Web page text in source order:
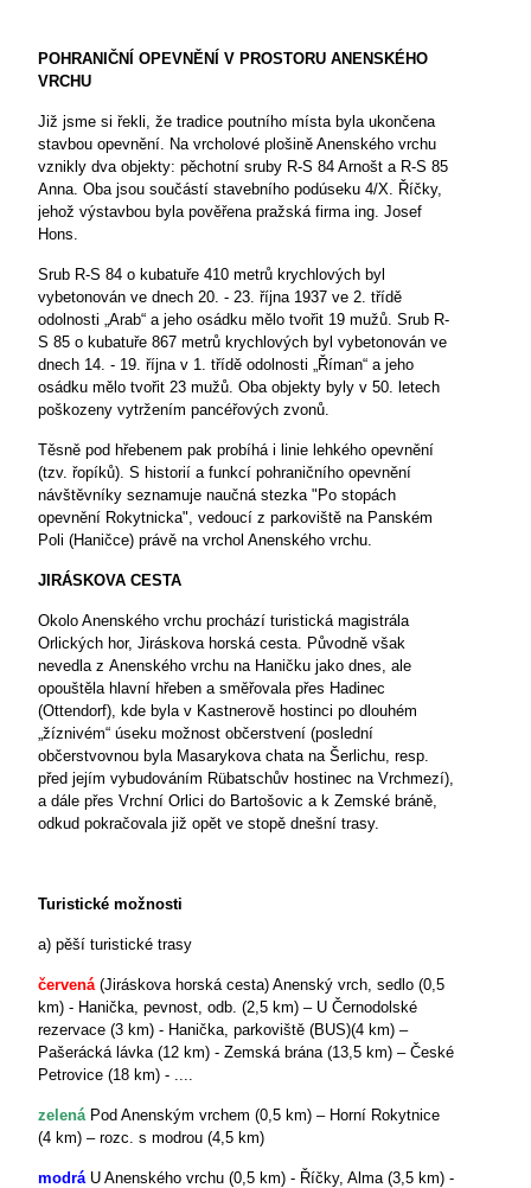
POHRANIČNÍ OPEVNĚNÍ V PROSTORU ANENSKÉHO
VRCHU
Již jsme si řekli, že tradice poutního místa byla ukončena
stavbou opevnění. Na vrcholové plošině Anenského vrchu
vznikly dva objekty: pěchotní sruby R-S 84 Arnošt a R-S 85
Anna. Oba jsou součástí stavebního podúseku 4/X. Říčky,
jehož výstavbou byla pověřena pražská firma ing. Josef
Hons.
Srub R-S 84 o kubatuře 410 metrů krychlových byl
vybetonován ve dnech 20. - 23. října 1937 ve 2. třídě
odolnosti „Arab“ a jeho osádku mělo tvořit 19 mužů. Srub R-
S 85 o kubatuře 867 metrů krychlových byl vybetonován ve
dnech 14. - 19. října v 1. třídě odolnosti „Říman“ a jeho
osádku mělo tvořit 23 mužů. Oba objekty byly v 50. letech
poškozeny vytržením pancéřových zvonů.
Těsně pod hřebenem pak probíhá i linie lehkého opevnění
(tzv. řopíků). S historií a funkcí pohraničního opevnění
návštěvníky seznamuje naučná stezka "Po stopách
opevnění Rokytnicka", vedoucí z parkoviště na Panském
Poli (Haničce) právě na vrchol Anenského vrchu.
JIRÁSKOVA CESTA
Okolo Anenského vrchu prochází turistická magistrála
Orlických hor, Jiráskova horská cesta. Původně však
nevedla z Anenského vrchu na Haničku jako dnes, ale
opouštěla hlavní hřeben a směřovala přes Hadinec
(Ottendorf), kde byla v Kastnerově hostinci po dlouhém
„žíznivém“ úseku možnost občerstvení (poslední
občerstvovnou byla Masarykova chata na Šerlichu, resp.
před jejím vybudováním Rübatschův hostinec na Vrchmezí),
a dále přes Vrchní Orlici do Bartošovic a k Zemské bráně,
odkud pokračovala již opět ve stopě dnešní trasy.
Turistické možnosti
a) pěší turistické trasy
červená(Jiráskova horská cesta) Anenský vrch, sedlo (0,5
km) - Hanička, pevnost, odb. (2,5 km) – U Černodolské
rezervace (3 km) - Hanička, parkoviště (BUS)(4 km) –
Pašerácká lávka (12 km) - Zemská brána (13,5 km) – České
Petrovice (18 km) - ....
zelenáPod Anenským vrchem (0,5 km) – Horní Rokytnice
(4 km) – rozc. s modrou (4,5 km)
modrá U Anenského vrchu (0,5 km) - Říčky, Alma (3,5 km) -